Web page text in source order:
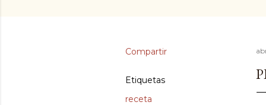
Compartir
Etiquetas
receta